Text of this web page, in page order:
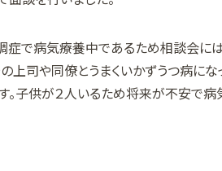
症で病気療養中であるため相談会に
上司や同僚とうまくいかずうつ病に
。子供が２人いるため将来が不安で